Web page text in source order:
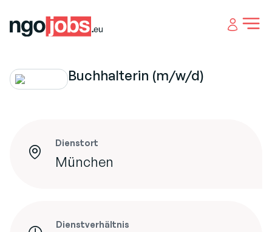
Open
Buchhalterin (m/w/d)
Dienstort
München
Dienstverhältnis